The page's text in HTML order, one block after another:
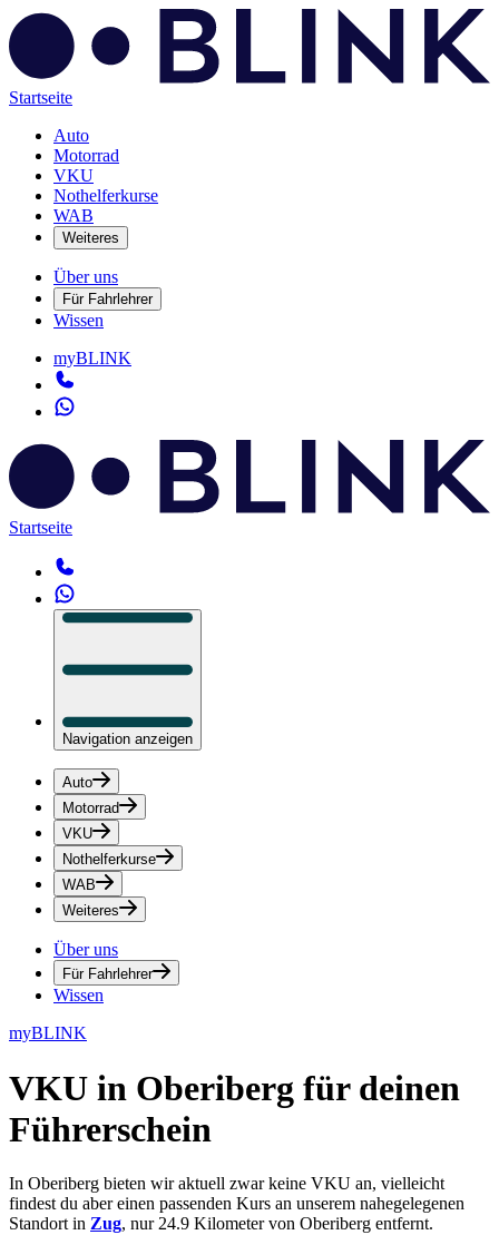
Startseite
Auto
Motorrad
VKU
Nothelferkurse
WAB
Weiteres
Über uns
Für Fahrlehrer
Wissen
myBLINK
Startseite
Navigation anzeigen
Auto
Motorrad
VKU
Nothelferkurse
WAB
Weiteres
Über uns
Für Fahrlehrer
Wissen
myBLINK
VKU in Oberiberg für deinen
Führerschein
In Oberiberg bieten wir aktuell zwar keine VKU an, vielleicht
findest du aber einen passenden Kurs an unserem nahegelegenen
Standort in Zug, nur 24.9 Kilometer von Oberiberg entfernt.